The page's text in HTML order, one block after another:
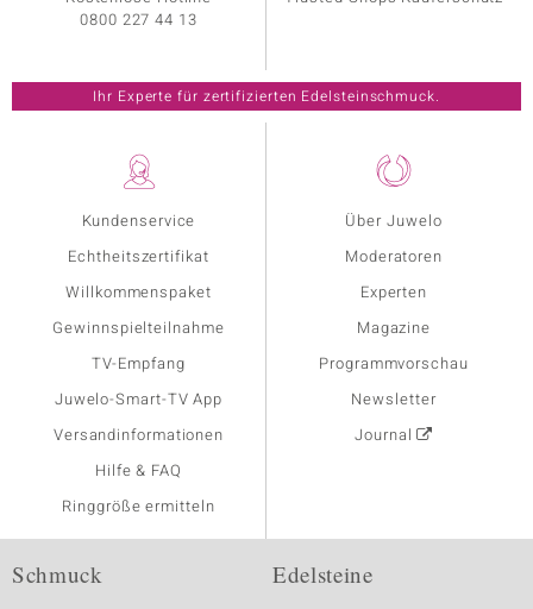
Kundenservice
Echtheitszertifikat
Willkommenspaket
Gewinnspielteilnahme
TV-Empfang
Juwelo-Smart-TV App
Versandinformationen
Hilfe & FAQ
Ringgröße ermitteln
Über Juwelo
Moderatoren
Experten
Magazine
Programmvorschau
Newsletter
Journal
0800 227 44 13
Ihr Experte für zertifizierten Edelsteinschmuck.
Schmuck Edelsteine